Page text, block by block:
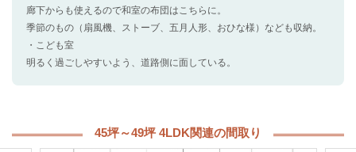
廊下からも使えるので和室の布団はこちらに。
季節のもの（扇風機、ストーブ、五月人形、おひな様）なども収納。
・こども室
明るく過ごしやすいよう、道路側に面している。
45坪～49坪 4LDK関連の間取り